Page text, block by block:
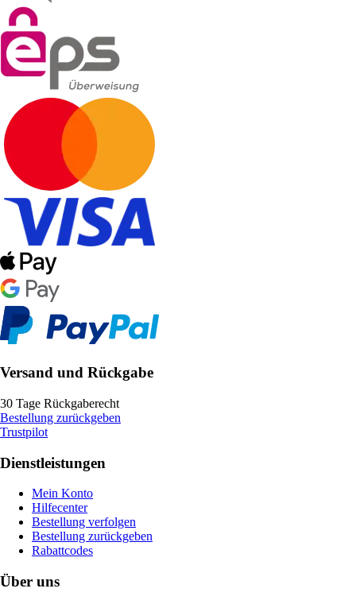
Versand und Rückgabe
30 Tage Rückgaberecht
Bestellung zurückgeben
Trustpilot
Dienstleistungen
Mein Konto
Hilfecenter
Bestellung verfolgen
Bestellung zurückgeben
Rabattcodes
Über uns